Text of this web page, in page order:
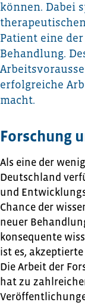
können. Dabei
Patient eine
Behandlung.
erfolgreiche
macht.
Forschung
Als eine der
Deutschland
und
Chance der
neuer
konsequente
ist es,
Die Arbeit der
hat zu